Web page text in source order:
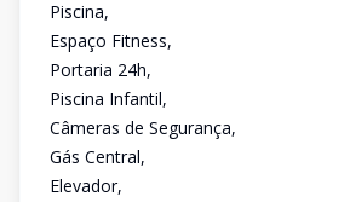
Piscina,
Espaço Fitness,
Portaria 24h,
Piscina Infantil,
Câmeras de Segurança,
Gás Central,
Elevador,